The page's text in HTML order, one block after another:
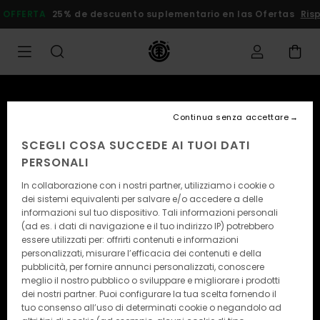
DOPPIA OFFERTA 25% de descuento suplementario en
SCEGLI COSA SUCCEDE AI TUOI DATI
PERSONALI
In collaborazione con i nostri partner, utilizziamo i cookie o
dei sistemi equivalenti per salvare e/o accedere a delle
informazioni sul tuo dispositivo. Tali informazioni personali
(ad es. i dati di navigazione e il tuo indirizzo IP) potrebbero
essere utilizzati per: offrirti contenuti e informazioni
personalizzati, misurare l’efficacia dei contenuti e della
pubblicità, per fornire annunci personalizzati, conoscere
meglio il nostro pubblico o sviluppare e migliorare i prodotti
dei nostri partner. Puoi configurare la tua scelta fornendo il
tuo consenso all’uso di determinati cookie o negandolo ad
Continua senza accettare